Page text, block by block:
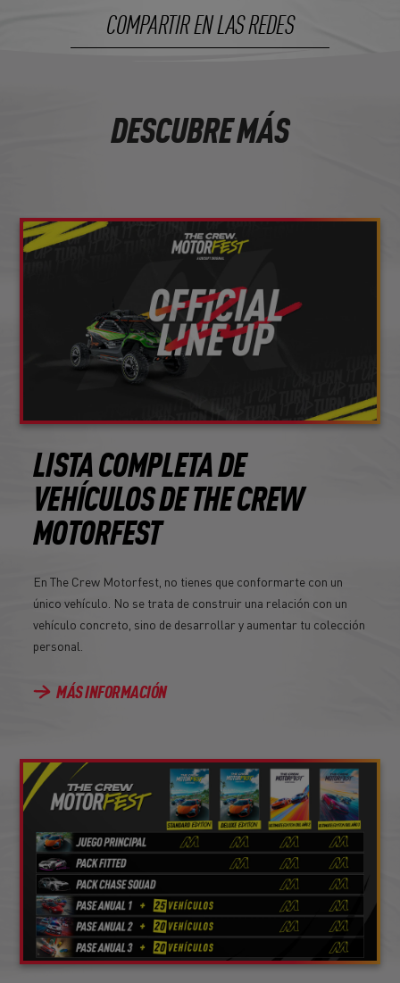
COMPARTIR EN LAS REDES
DESCUBRE MÁS
LISTA COMPLETA DE
VEHÍCULOS DE THE CREW
MOTORFEST
En The Crew Motorfest, no tienes que conformarte con un
único vehículo. No se trata de construir una relación con un
vehículo concreto, sino de desarrollar y aumentar tu colección
personal.
MÁS INFORMACIÓN